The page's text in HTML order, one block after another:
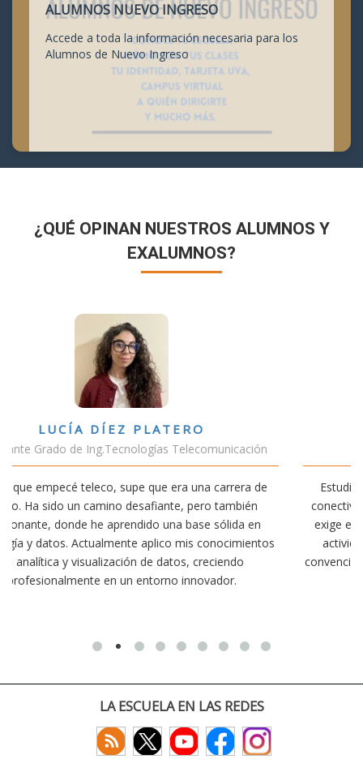
ALUMNOS NUEVO INGRESO
Accede a toda la información necesaria para los
Alumnos de Nuevo Ingreso
¿QUÉ OPINAN NUESTROS ALUMNOS Y
EXALUMNOS?
de
VÍCTOR SÁNCHEZ VALENCIA
Estudiante Doble Grado Teleco-ADE
Estudiar teleco me ha permitido comprender cómo la
conectividad afecta nuestra vida diaria. Aunque la carrera
exige esfuerzo, he dedicado parte de mi tiempo a otras
actividades como el salvamento y socorrismo. Estoy
convencido de que elegir teleco ha sido una de las
decisiones que he tomado.
LA ESCUELA EN LAS REDES